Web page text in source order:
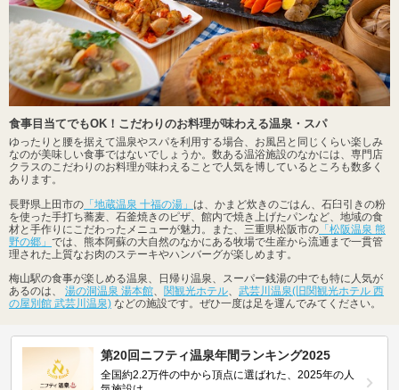
食事目当てでもOK！こだわりのお料理が味わえる温泉・スパ
ゆったりと腰を据えて温泉やスパを利用する場合、お風呂と同じくらい楽しみ
なのが美味しい食事ではないでしょうか。数ある温浴施設のなかには、専門店
クラスのこだわりのお料理が味わえることで人気を博しているところも数多く
あります。
長野県上田市の 「地蔵温泉 十福の湯」 は、かまど炊きのごはん、石臼引きの粉
を使った手打ち蕎麦、石釜焼きのピザ、館内で焼き上げたパンなど、地域の食
材と手作りにこだわったメニューが魅力。また、三重県松阪市の 「松阪温泉 熊
野の郷」 では、熊本阿蘇の大自然のなかにある牧場で生産から流通まで一貫管
理された上質なお肉のステーキやハンバーグが楽しめます。
梅山駅の食事が楽しめる温泉、日帰り温泉、スーパー銭湯の中でも特に人気が
あるのは、 湯の洞温泉 湯本館 関観光ホテル
武芸川温泉(旧関観光ホテル 西
の屋別館 武芸川温泉) などの施設です。ぜひ一度は足を運んでみてください。
第20回ニフティ温泉年間ランキング2025
全国約2.2万件の中から頂点に選ばれた、2025年の人